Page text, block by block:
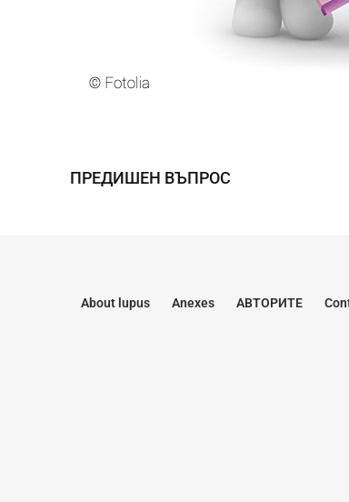
ПРЕДИШЕН ВЪПРОС
About lupus Anexes АВТОРИТЕ